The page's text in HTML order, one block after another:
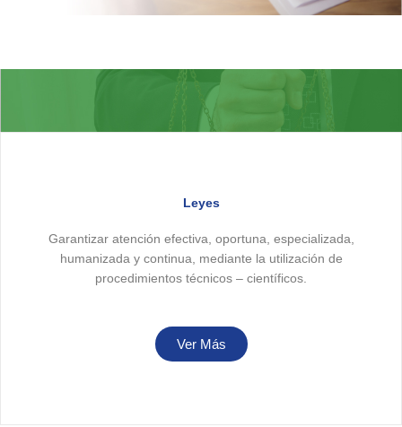
Leyes
Garantizar atención efectiva, oportuna, especializada,
humanizada y continua, mediante la utilización de
procedimientos técnicos – científicos.
Ver Más